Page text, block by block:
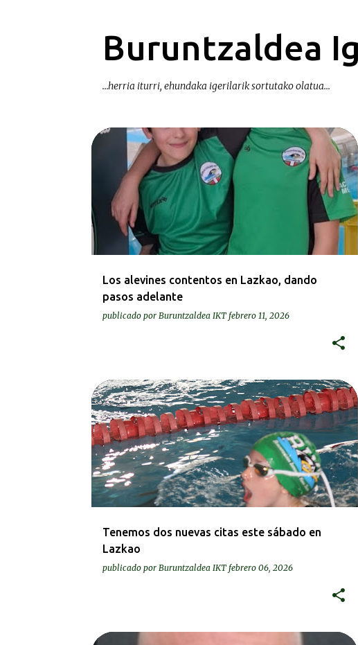
Buruntzaldea
...herria iturri, ehundaka igerilarik sortutako olatua...
E
r
a
d
Los alevines contentos en Lazkao, dando
pasos adelante
publicado por Buruntzaldea IKT febrero 11, 2026
KRONIKAK-CRÓNICAS
Tenemos dos nuevas citas este sábado en
Lazkao
publicado por Buruntzaldea IKT febrero 06, 2026
DEIALDIAK-CONVOCATORIAS